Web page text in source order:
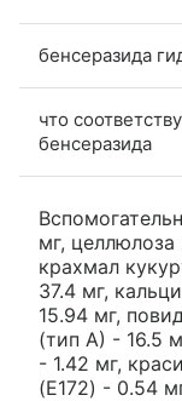
бенсеразида
что
бенсеразида
мг,
крахмал
37.4 мг,
15.94 мг,
(тип А) - 16.5
- 1.42 мг,
(E172) - 0.54